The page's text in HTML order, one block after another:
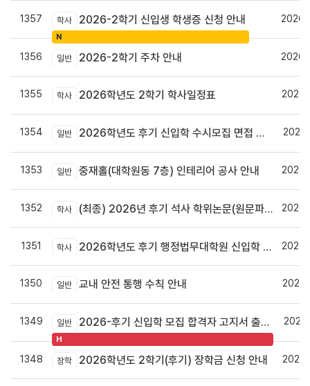
1357 학사 2026-2학기 신입생 학생증 신청 안내
N
1356 일반 2026-2학기 주차 안내
1355 학사 2026학년도 2학기 학사일정표
1354 일반 2026학년도 후기 신입학 수시모집 면접 안내
1353 일반 중재홀(대학원동 7층) 인테리어 공사 안내
1352 학사 (최종) 2026년 후기 석사 학위논문(원문파일 및 인쇄본) 제출 안내
1351 학사 2026학년도 후기 행정법무대학원 신입학 수시모집 안내
1350 일반 교내 안전 통행 수칙 안내
1349 일반 2026-후기 신입학 모집 합격자 고지서 출력 및 등록안내
H
1348 장학 2026학년도 2학기(후기) 장학금 신청 안내